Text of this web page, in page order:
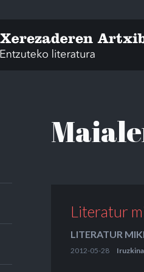
Literatur
LITERATUR
2012-05-28